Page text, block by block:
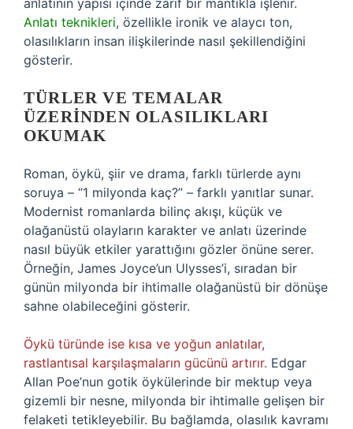
anlatının yapısı içinde zarif bir mantıkla işlenir.
Anlatı teknikleri, özellikle ironik ve alaycı ton,
olasılıkların insan ilişkilerinde nasıl şekillendiğini
gösterir.
TÜRLER VE TEMALAR
ÜZERINDEN OLASILIKLARI
OKUMAK
Roman, öykü, şiir ve drama, farklı türlerde aynı
soruya – “1 milyonda kaç?” – farklı yanıtlar sunar.
Modernist romanlarda bilinç akışı, küçük ve
olağanüstü olayların karakter ve anlatı üzerinde
nasıl büyük etkiler yarattığını gözler önüne serer.
Örneğin, James Joyce’un Ulysses’i, sıradan bir
günün milyonda bir ihtimalle olağanüstü bir dönüşe
sahne olabileceğini gösterir.
Öykü türünde ise kısa ve yoğun anlatılar,
rastlantısal karşılaşmaların gücünü artırır. Edgar
Allan Poe’nun gotik öykülerinde bir mektup veya
gizemli bir nesne, milyonda bir ihtimalle gelişen bir
felaketi tetikleyebilir. Bu bağlamda, olasılık kavramı